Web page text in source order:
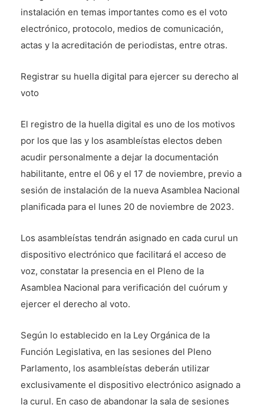
instalación en temas importantes como es el voto
electrónico, protocolo, medios de comunicación,
actas y la acreditación de periodistas, entre otras.
Registrar su huella digital para ejercer su derecho al
voto
El registro de la huella digital es uno de los motivos
por los que las y los asambleístas electos deben
acudir personalmente a dejar la documentación
habilitante, entre el 06 y el 17 de noviembre, previo a
sesión de instalación de la nueva Asamblea Nacional
planificada para el lunes 20 de noviembre de 2023.
Los asambleístas tendrán asignado en cada curul un
dispositivo electrónico que facilitará el acceso de
voz, constatar la presencia en el Pleno de la
Asamblea Nacional para verificación del cuórum y
ejercer el derecho al voto.
Según lo establecido en la Ley Orgánica de la
Función Legislativa, en las sesiones del Pleno
Parlamento, los asambleístas deberán utilizar
exclusivamente el dispositivo electrónico asignado a
la curul. En caso de abandonar la sala de sesiones